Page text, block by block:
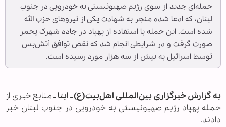
حمله‌ای جدید از سوی رژیم صهیونیستی به خودرویی در جنوب
لبنان، که ادعا شده منجر به شهادت یکی از نیروهای حزب الله
شده است. این حمله با استفاده از پهپاد در جاده شهرک یحمر
صورت گرفت و در شرایطی انجام شد که نقض توافق آتش‌بس
توسط اسرائیل به بیش از سه هزار مورد رسیده است.
به گزارش خبرگزاری بین‌المللی اهل‌بیت(ع) ـ ابنا ـمنابع خبری از
حمله پهپاد رژیم صهیونیستی به خودرویی در جنوب لبنان خبر
دادند.